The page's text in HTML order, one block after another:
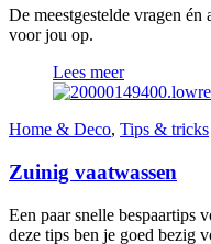
De meestgestelde vragen
voor jou op.
Lees meer
Home & Deco, Tips & tricks
Zuinig vaatwassen
Een paar snelle bespaartips
deze tips ben je goed bezig